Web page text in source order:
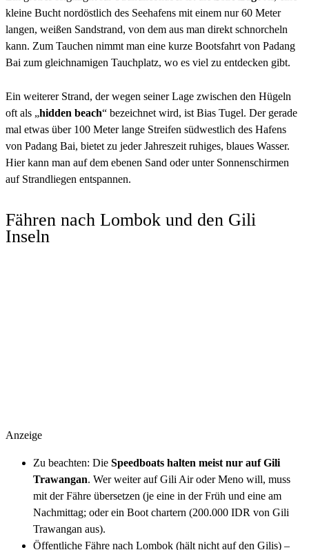
kleine Bucht nordöstlich des Seehafens mit einem nur 60 Meter
langen, weißen Sandstrand, von dem aus man direkt schnorcheln
kann. Zum Tauchen nimmt man eine kurze Bootsfahrt von Padang
Bai zum gleichnamigen Tauchplatz, wo es viel zu entdecken gibt.
Ein weiterer Strand, der wegen seiner Lage zwischen den Hügeln
oft als „hidden beach“ bezeichnet wird, ist Bias Tugel. Der gerade
mal etwas über 100 Meter lange Streifen südwestlich des Hafens
von Padang Bai, bietet zu jeder Jahreszeit ruhiges, blaues Wasser.
Hier kann man auf dem ebenen Sand oder unter Sonnenschirmen
auf Strandliegen entspannen.
Fähren nach Lombok und den Gili
Inseln
Anzeige
Zu beachten: Die Speedboats halten meist nur auf Gili
Trawangan. Wer weiter auf Gili Air oder Meno will, muss
mit der Fähre übersetzen (je eine in der Früh und eine am
Nachmittag; oder ein Boot chartern (200.000 IDR von Gili
Trawangan aus).
Öffentliche Fähre nach Lombok (hält nicht auf den Gilis) –